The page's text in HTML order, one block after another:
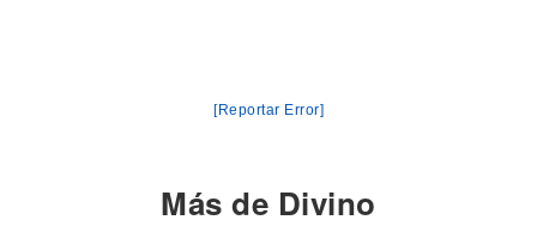
[Reportar Error]
Más de Divino